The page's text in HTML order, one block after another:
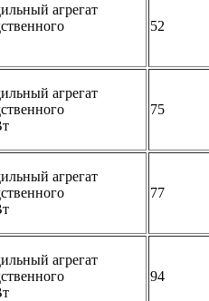
агрегат
52
агрегат
75
агрегат
77
агрегат
94